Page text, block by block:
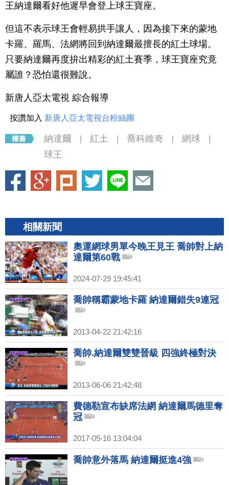
王納達爾看好他遲早會登上球王寶座。
但這不表示球王會輕易拱手讓人，因為接下來的蒙地
卡羅、羅馬、法網將回到納達爾最擅長的紅土球場。
只要納達爾再度拚出精彩的紅土賽季，球王寶座究竟
屬誰？恐怕還很難說。
新唐人亞太電視 綜合報導
按讚加入 新唐人亞太電視台粉絲團
納達爾 紅土 喬科維奇 網球
球王
相關新聞
奧運網球男單今晚王見王 喬帥對上納
達爾第60戰
2024-07-29 19:45:41
喬帥稱霸蒙地卡羅 納達爾錯失9連冠
2013-04-22 21:42:16
喬帥.納達爾雙雙晉級 四強終極對決
2013-06-06 21:42:48
費德勒宣布缺席法網 納達爾馬德里奪
冠
2017-05-16 13:04:04
喬帥意外落馬 納達爾挺進4強